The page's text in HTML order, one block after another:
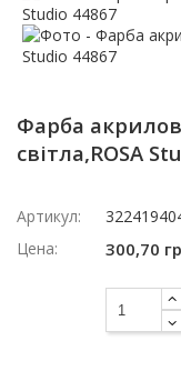
Фарба
світла,ROSA
Артикул:
Цена:
300,70